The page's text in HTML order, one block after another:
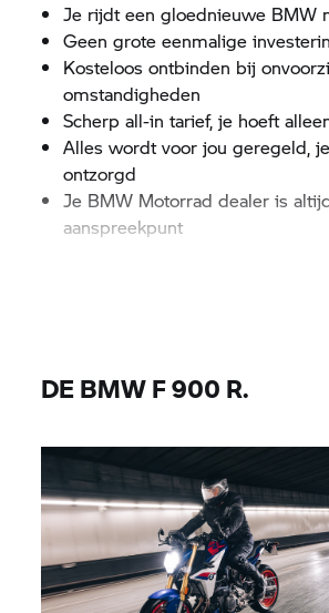
Je rijdt een gloednieuwe BMW
Geen grote eenmalige
Kosteloos ontbinden bij
omstandigheden
Scherp all-in tarief, je hoeft
Alles wordt voor jou geregeld,
ontzorgd
Je BMW Motorrad dealer is
aanspreekpunt
DE BMW F 900 R.